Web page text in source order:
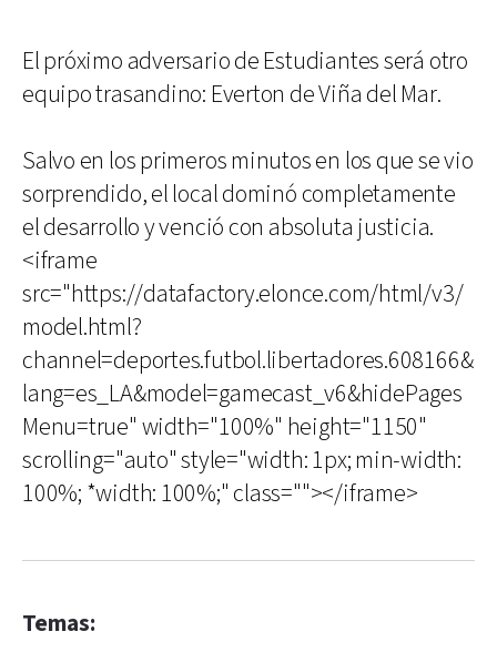
El próximo adversario de Estudiantes será otro
equipo trasandino: Everton de Viña del Mar.
Salvo en los primeros minutos en los que se vio
sorprendido, el local dominó completamente
el desarrollo y venció con absoluta justicia.
<iframe
src="https://datafactory.elonce.com/html/v3/
model.html?
channel=deportes.futbol.libertadores.608166&
lang=es_LA&model=gamecast_v6&hidePages
Menu=true" width="100%" height="1150"
scrolling="auto" style="width: 1px; min-width:
100%; *width: 100%;" class=""></iframe>
Temas: